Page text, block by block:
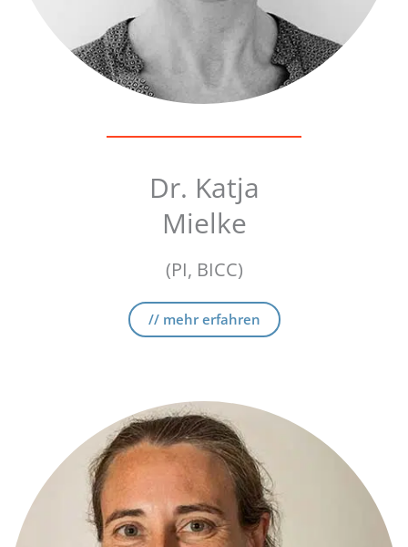
Dr. Katja
Mielke
(PI, BICC)
// mehr erfahren